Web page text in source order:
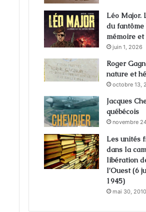
Léo Major.
du fantôme
mémoire
juin 1, 2026
Roger
nature et
octobre 13,
Jacques
québécois
novembre
Les unités
dans la
libération
l’Ouest (6
1945)
mai 30, 2010